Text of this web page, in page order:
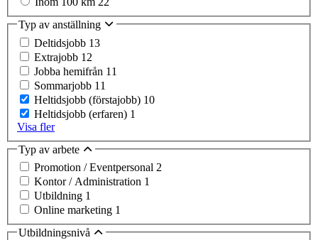
Typ av anställning
Deltidsjobb 13
Extrajobb 12
Jobba hemifrån 11
Sommarjobb 11
Heltidsjobb (förstajobb) 10
Heltidsjobb (erfaren) 1
Visa fler
Typ av arbete
Promotion / Eventpersonal 2
Kontor / Administration 1
Utbildning 1
Online marketing 1
Utbildningsnivå